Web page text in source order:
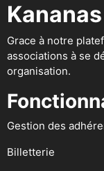
Kananas
Grace à notre
associations à se
organisation.
Gestion des
Billetterie